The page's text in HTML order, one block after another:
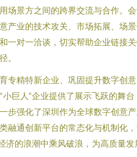
场景方之间的跨界交流与合作。
产业的技术攻关、市场拓展、场
一对一洽谈，切实帮助企业链接
。
专精特新企业、巩固提升数字创
巨人”企业提供了展示飞跃的舞台
步强化了深圳作为全球数字创意
融通创新平台的常态化与机制化
济的浪潮中乘风破浪，为高质量发